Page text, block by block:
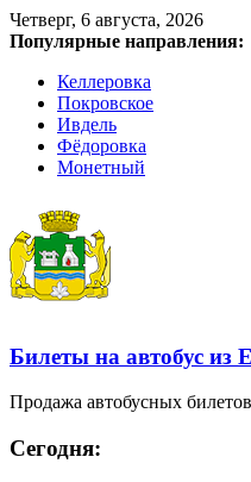
Четверг, 6 августа, 2026
Популярные направления:
Келлеровка
Покровское
Ивдель
Фёдоровка
Монетный
Билеты на автобус из
Продажа автобусных
Сегодня: